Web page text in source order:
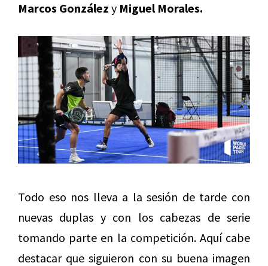
Marcos González y Miguel Morales.
Todo eso nos lleva a la sesión de tarde con
nuevas duplas y con los cabezas de serie
tomando parte en la competición. Aquí cabe
destacar que siguieron con su buena imagen